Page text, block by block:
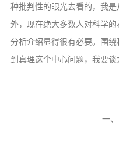
弘法活动
种批判性的眼光去看的，我
外，现在绝大多数人对科学
分析介绍显得很有必要。围
到真理这个中心问题，我要谈
一